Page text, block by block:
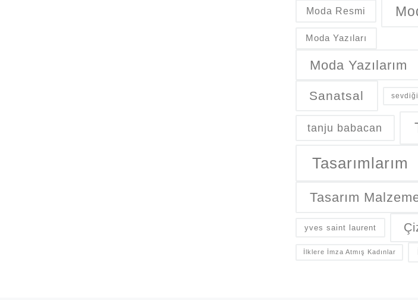
Moda Resmi
Moda Yazıları
Moda Yazılarım
Sanatsal
tanju babacan
Tasarımlarım
Tasarım
yves saint laurent
İlklere İmza Atmış Kadınlar